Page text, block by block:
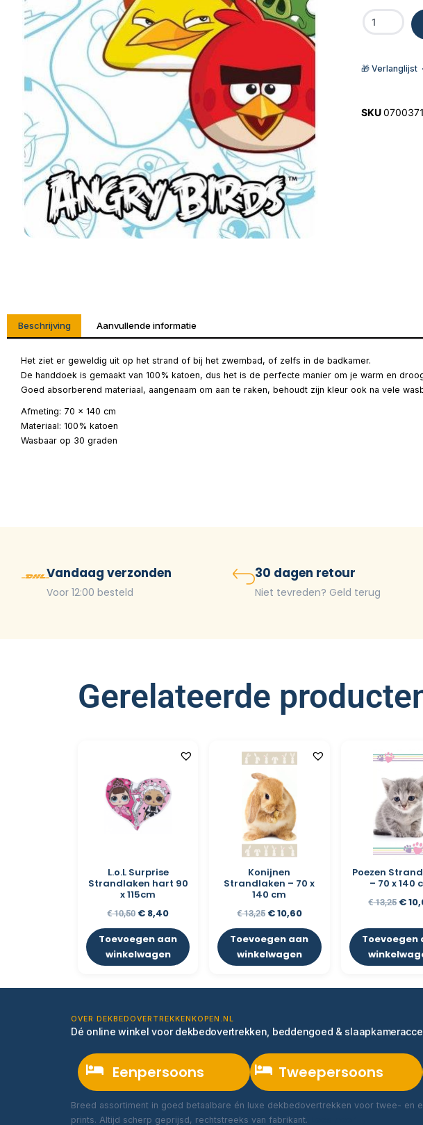
🎁 Verlanglijst
SKU
Beschrijving Aanvullende informatie
Het ziet er geweldig uit op het strand of bij het zwembad, of zelfs in de badkamer.
De handdoek is gemaakt van 100% katoen, dus het is de perfecte manier om je warm en
Goed absorberend materiaal, aangenaam om aan te raken, behoudt zijn kleur ook na vele
Afmeting: 70 x 140 cm
Materiaal: 100% katoen
Wasbaar op 30 graden
Vandaag verzonden
Voor 12:00 besteld
30 dagen retour
Niet tevreden? Geld terug
Gerelateerde
L.o.L Surprise
Strandlaken hart 90
x 115cm
€10,50 € 8,40
Toevoegen aan
winkelwagen
Konijnen
Strandlaken – 70 x
140 cm
€13,25 €10,60
Toevoegen aan
winkelwagen
Poezen
– 70 x 140
€13,25 €
Toevoegen
OVER DEKBEDOVERTREKKENKOPEN.NL
Dé online winkel voor dekbedovertrekken, beddengoed &
Eenpersoons Tweepersoons
Breed assortiment in goed betaalbare én luxe dekbedovertrekken voor twee-
prints. Altijd scherp geprijsd, rechtstreeks van fabrikant.